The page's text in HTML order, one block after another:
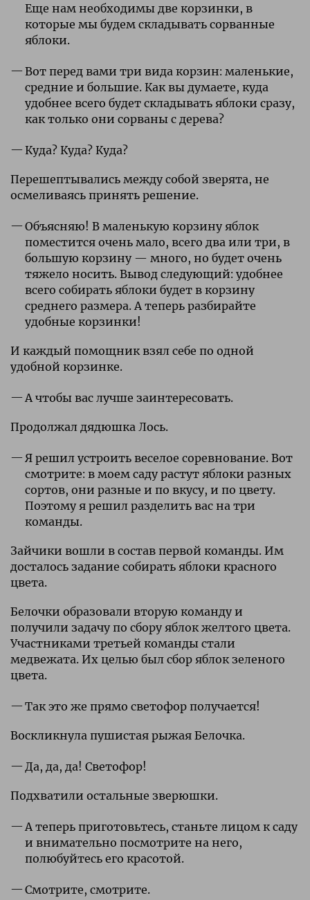
Еще нам необходимы две корзинки, в
которые мы будем складывать сорванные
яблоки.
Вот перед вами три вида корзин: маленькие,
средние и большие. Как вы думаете, куда
удобнее всего будет складывать яблоки сразу,
как только они сорваны с дерева?
Куда? Куда? Куда?
Перешептывались между собой зверята, не
осмеливаясь принять решение.
Объясняю! В маленькую корзину яблок
поместится очень мало, всего два или три, в
большую корзину — много, но будет очень
тяжело носить. Вывод следующий: удобнее
всего собирать яблоки будет в корзину
среднего размера. А теперь разбирайте
удобные корзинки!
И каждый помощник взял себе по одной
удобной корзинке.
А чтобы вас лучше заинтересовать.
Продолжал дядюшка Лось.
Я решил устроить веселое соревнование. Вот
смотрите: в моем саду растут яблоки разных
сортов, они разные и по вкусу, и по цвету.
Поэтому я решил разделить вас на три
команды.
Зайчики вошли в состав первой команды. Им
досталось задание собирать яблоки красного
цвета.
Белочки образовали вторую команду и
получили задачу по сбору яблок желтого цвета.
Участниками третьей команды стали
медвежата. Их целью был сбор яблок зеленого
цвета.
Так это же прямо светофор получается!
Воскликнула пушистая рыжая Белочка.
Да, да, да! Светофор!
Подхватили остальные зверюшки.
А теперь приготовьтесь, станьте лицом к саду
и внимательно посмотрите на него,
полюбуйтесь его красотой.
Смотрите, смотрите.